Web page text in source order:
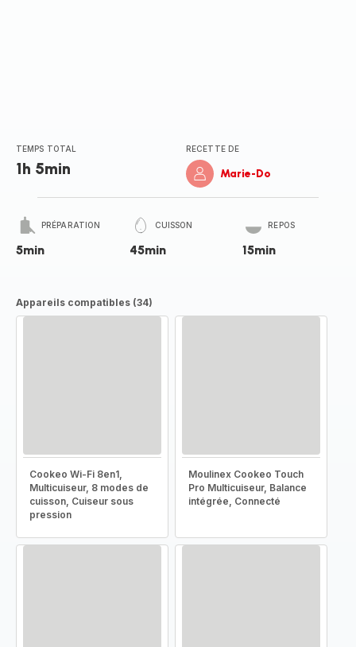
TEMPS TOTAL
1h 5min
RECETTE DE
Marie-Do
PRÉPARATION
5min
CUISSON
45min
REPOS
15min
Appareils compatibles (34)
Cookeo Wi-Fi 8en1,
Multicuiseur, 8 modes de
cuisson, Cuiseur sous
pression
Moulinex Cookeo Touch
Pro Multicuiseur, Balance
intégrée, Connecté